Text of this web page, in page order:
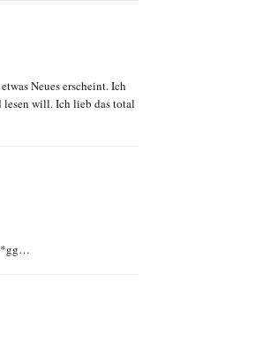
Neues erscheint. Ich
lesen will. Ich lieb das total
*gg…